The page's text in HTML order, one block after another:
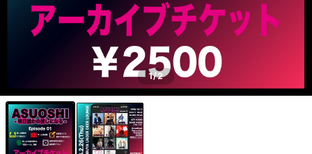
1/2